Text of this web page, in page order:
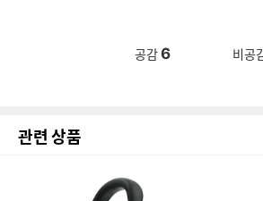
공감6 비공
관련 상품